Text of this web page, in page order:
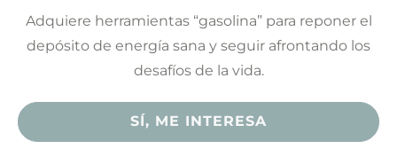
Adquiere herramientas “gasolina” para reponer el
depósito de energía sana y seguir afrontando los
desafíos de la vida.
SÍ, ME INTERESA